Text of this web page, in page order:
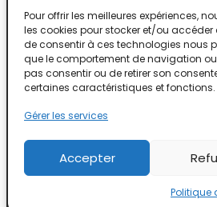
Pour offrir les meilleures expériences,
les cookies pour stocker et/ou
de consentir à ces technologies nous
que le comportement de navigation ou
pas consentir ou de retirer son
certaines caractéristiques et fonctions.
Gérer les services
Accepter
Politique
Contact